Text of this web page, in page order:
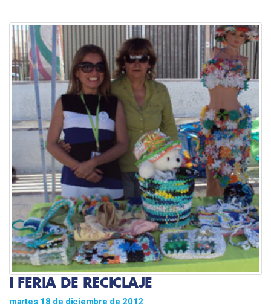
I FERIA DE RECICLAJE
martes 18 de diciembre de 2012